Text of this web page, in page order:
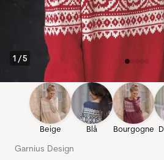
1 /5
Beige Blå Bourgogne
Garnius Design